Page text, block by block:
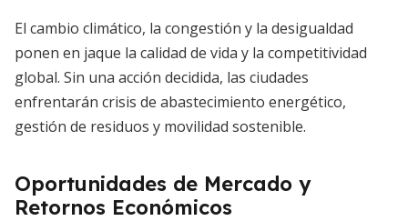
El cambio climático, la congestión y la desigualdad
ponen en jaque la calidad de vida y la competitividad
global. Sin una acción decidida, las ciudades
enfrentarán crisis de abastecimiento energético,
gestión de residuos y movilidad sostenible.
Oportunidades de Mercado y
Retornos Económicos